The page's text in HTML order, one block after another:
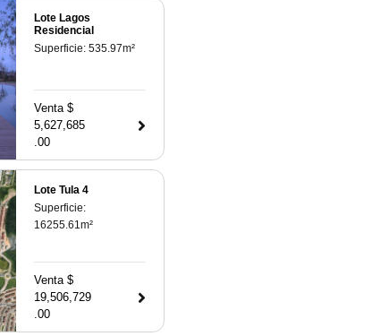
Lote Lagos
Residencial
Superficie: 535.97m²
Venta $
5,627,685
.00
Lote Tula 4
Superficie:
16255.61m²
Venta $
19,506,729
.00